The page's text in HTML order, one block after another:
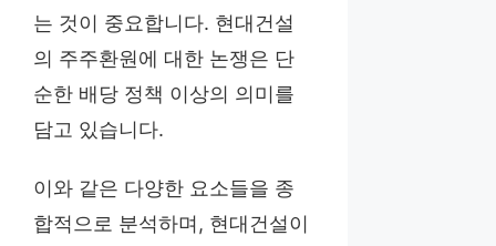
는 것이 중요합니다. 현대건설
의 주주환원에 대한 논쟁은 단
순한 배당 정책 이상의 의미를
담고 있습니다.
이와 같은 다양한 요소들을 종
합적으로 분석하며, 현대건설이